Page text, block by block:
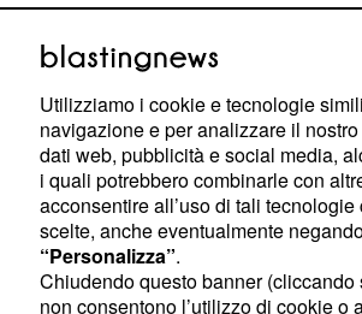
Il settimanaleTV Sorrisi e Canzoni
settembre, ovvero domani, MTV
a scelta tra quello dellaLazioche
Dnipro oppure quello delBasileache
all’Artemio Franchi contro la
Utilizziamo i cookie e tecnologie
navigazione e per analizzare il
dati web, pubblicità e social media,
i quali potrebbero combinarle con
acconsentire all’uso di tali
scelte, anche eventualmente
“Personalizza”.
Chiudendo questo banner (cliccando
non consentono l’utilizzo di cookie